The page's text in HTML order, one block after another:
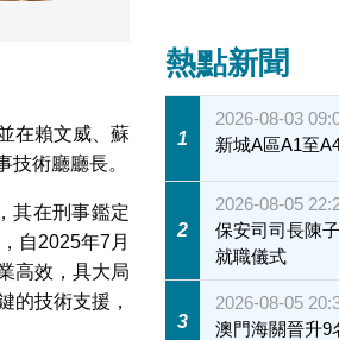
在賴文威、蘇
術廳廳長。
其在刑事鑑定
自2025年7月
高效，具大局
的技術支援，
熱點新聞
1
2026-08-03
新城A區A1至
2
2026-08-05
保安司司長陳
就職儀式
3
2026-08-05
澳門海關晉升9